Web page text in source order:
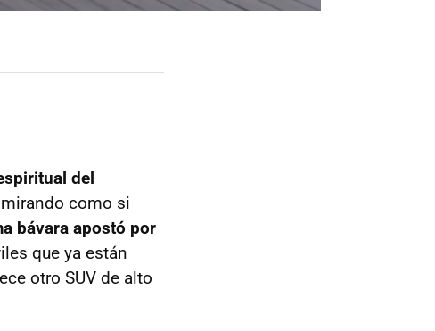
del
como si
bávara apostó por
que ya están
otro SUV de alto